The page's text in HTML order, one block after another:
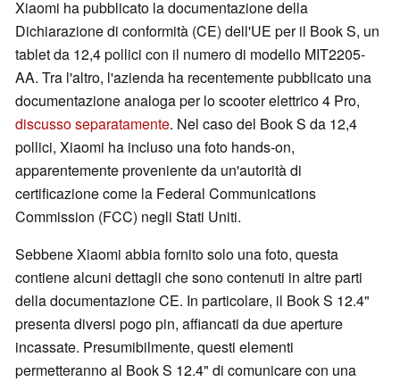
Xiaomi ha pubblicato la documentazione della
Dichiarazione di conformità (CE) dell'UE per il Book S, un
tablet da 12,4 pollici con il numero di modello MIT2205-
AA. Tra l'altro, l'azienda ha recentemente pubblicato una
documentazione analoga per lo scooter elettrico 4 Pro,
discusso separatamente. Nel caso del Book S da 12,4
pollici, Xiaomi ha incluso una foto hands-on,
apparentemente proveniente da un'autorità di
certificazione come la Federal Communications
Commission (FCC) negli Stati Uniti.
Sebbene Xiaomi abbia fornito solo una foto, questa
contiene alcuni dettagli che sono contenuti in altre parti
della documentazione CE. In particolare, il Book S 12.4"
presenta diversi pogo pin, affiancati da due aperture
incassate. Presumibilmente, questi elementi
permetteranno al Book S 12.4" di comunicare con una